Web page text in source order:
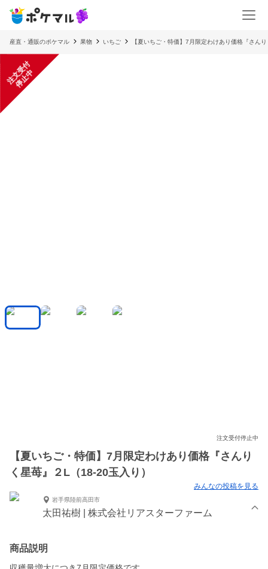
産直・通販のポケマル 果物 いちご 【夏いちご・特価】7月限定わけあり価格『さん
注
文
受
付
停
止
中
注文受付停止中
【夏いちご・特価】7月限定わけあり価格『さんり
く星苺』２L（18-20玉入り）
みんなの投稿を見る
岩手県陸前高田市
太田祐樹 | 株式会社リアスターファーム
商品説明